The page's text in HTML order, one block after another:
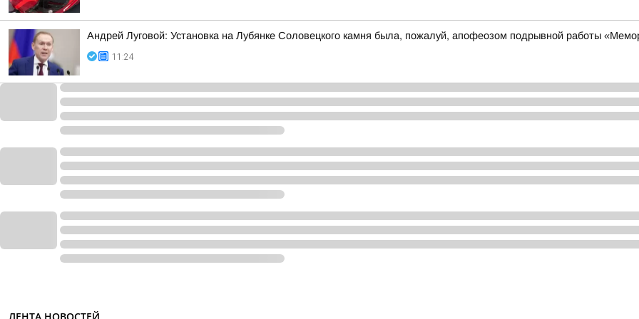
Андрей Луговой: Установка на Лубянке Соловецкого камня была, пожалуй, апофеозом подрывной работы
11:24